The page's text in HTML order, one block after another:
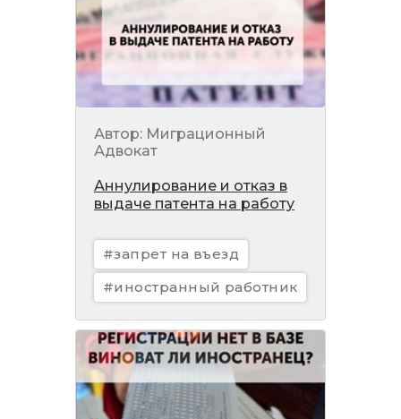
Автор: Миграционный
Адвокат
Аннулирование и отказ в
выдаче патента на работу
#запрет на въезд
#иностранный работник